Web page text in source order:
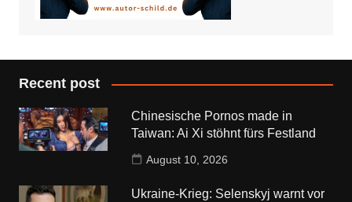
Recent post
Chinesische Pornos made in
Taiwan: Ai Xi stöhnt fürs Festland
August 10, 2026
Ukraine-Krieg: Selenskyj warnt vor